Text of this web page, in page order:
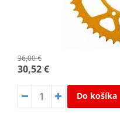
36,00 €
30,52 €
Do košíka